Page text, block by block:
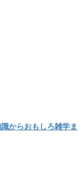
からおもしろ雑学ま